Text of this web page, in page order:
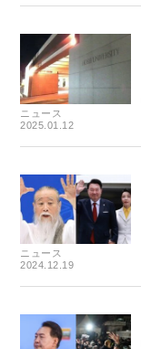
ニュース
2025.01.12
ニュース
2024.12.19